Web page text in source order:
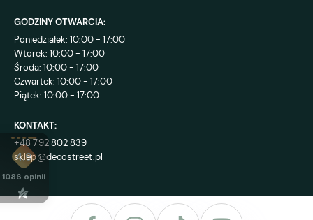
GODZINY OTWARCIA:
Poniedziałek: 10:00 - 17:00
Wtorek: 10:00 - 17:00
Środa: 10:00 - 17:00
Czwartek: 10:00 - 17:00
Piątek: 10:00 - 17:00
KONTAKT:
+48 792 802 839
sklep@decostreet.pl
4.9
1086 opinii